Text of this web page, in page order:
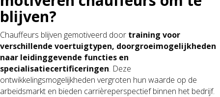
blijven?
Chauffeurs blijven gemotiveerd door training voor
verschillende voertuigtypen, doorgroeimogelijkheden
naar leidinggevende functies en
specialisatiecertificeringen. Deze
ontwikkelingsmogelijkheden vergroten hun waarde op de
arbeidsmarkt en bieden carrièreperspectief binnen het bedrijf.